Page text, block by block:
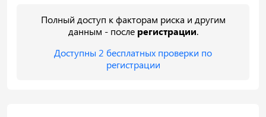
Полный доступ к факторам риска и другим
данным - после регистрации.
Доступны 2 бесплатных проверки по
регистрации